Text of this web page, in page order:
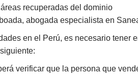
recuperadas del dominio
abogada especialista en
en el Perú, es necesario
verificar que la persona que